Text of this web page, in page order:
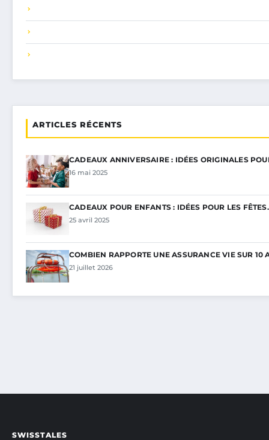
ARTICLES RÉCENTS
CADEAUX ANNIVERSAIRE : IDÉES ORIGINALES
16 mai 2025
CADEAUX POUR ENFANTS : IDÉES POUR LES
25 avril 2025
COMBIEN RAPPORTE UNE ASSURANCE VIE SUR 10
21 juillet 2026
SWISSTALES